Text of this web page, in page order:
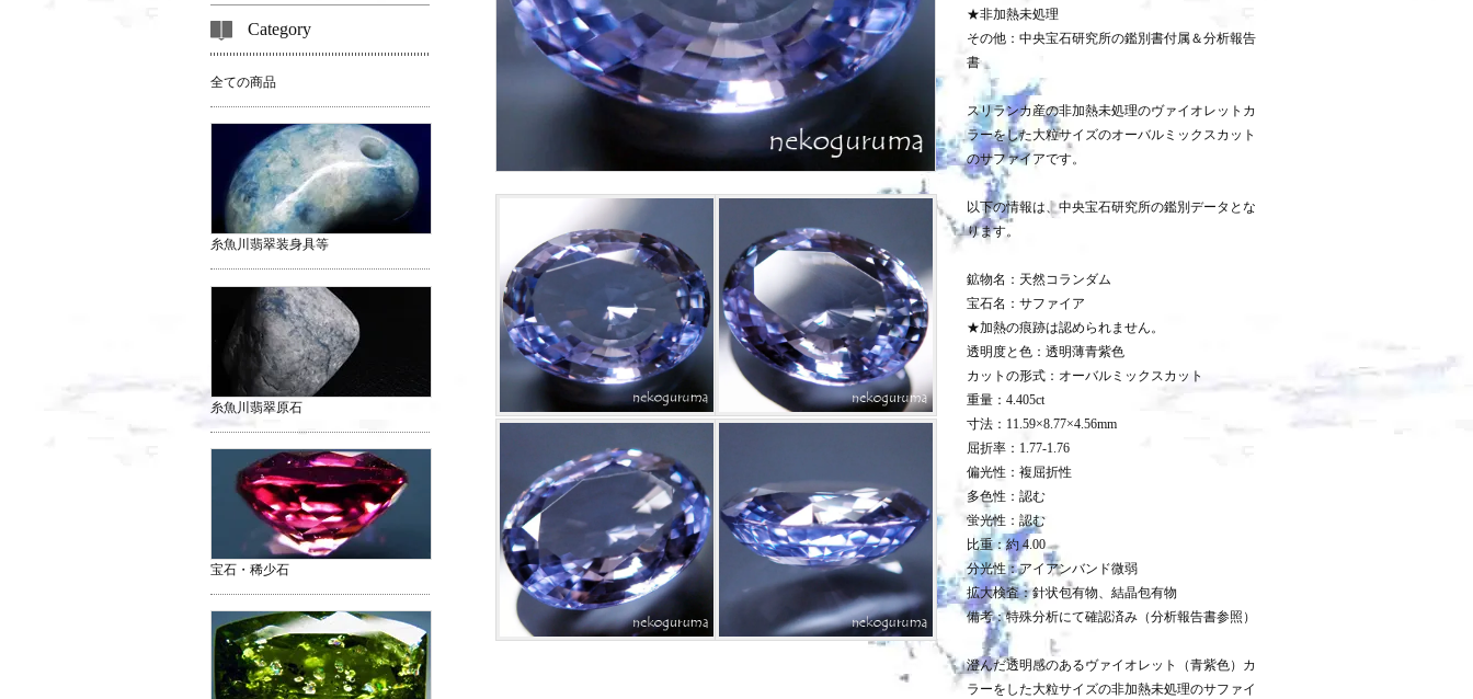
★非加熱未処理
その他：中央宝石研究所の鑑別書付属＆分析報告
書
スリランカ産の非加熱未処理のヴァイオレットカ
ラーをした大粒サイズのオーバルミックスカット
のサファイアです。
以下の情報は、中央宝石研究所の鑑別データとな
ります。
鉱物名：天然コランダム
宝石名：サファイア
★加熱の痕跡は認められません。
透明度と色：透明薄青紫色
カットの形式：オーバルミックスカット
重量：4.405ct
寸法：11.59×8.77×4.56mm
屈折率：1.77-1.76
偏光性：複屈折性
多色性：認む
蛍光性：認む
比重：約 4.00
分光性：アイアンバンド微弱
拡大検査：針状包有物、結晶包有物
備考：特殊分析にて確認済み（分析報告書参照）
澄んだ透明感のあるヴァイオレット（青紫色）カ
ラーをした大粒サイズの非加熱未処理のサファイ
Category
全ての商品
糸魚川翡翠装身具等
糸魚川翡翠原石
宝石・稀少石